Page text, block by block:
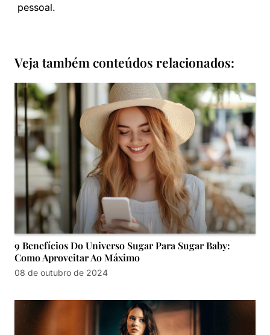
pessoal.
Veja também conteúdos relacionados:
9 Benefícios Do Universo Sugar Para Sugar Baby:
Como Aproveitar Ao Máximo
08 de outubro de 2024